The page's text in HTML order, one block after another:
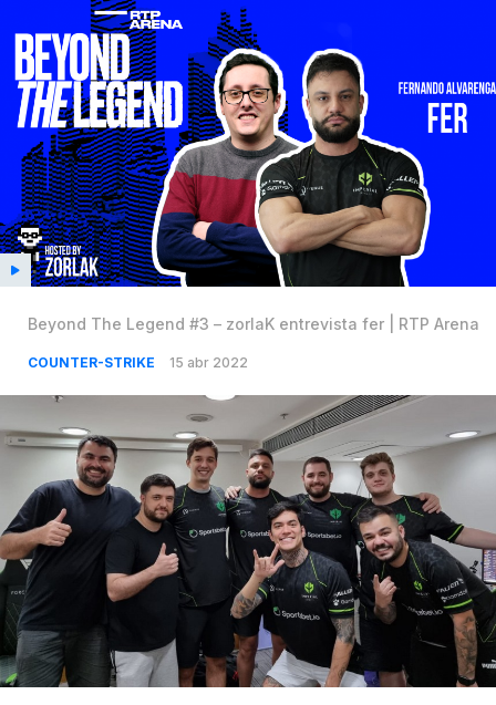
Beyond The Legend #3 – zorlaK entrevista fer | RTP Arena
COUNTER-STRIKE 15 abr 2022